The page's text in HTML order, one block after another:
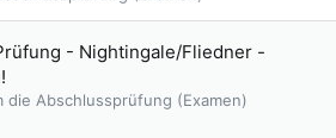
- Nightingale/Fliedner -
die Abschlussprüfung (Examen)